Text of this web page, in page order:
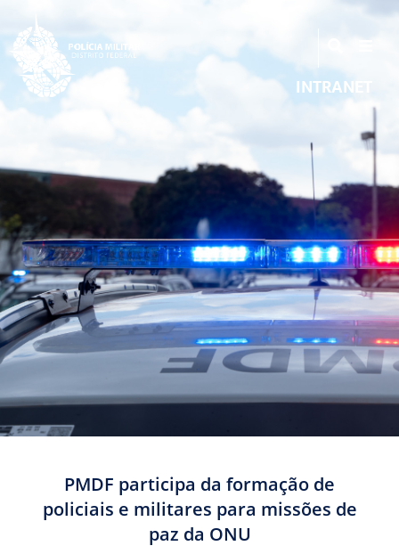
INTRANET
PMDF participa da formação de
policiais e militares para missões de
paz da ONU